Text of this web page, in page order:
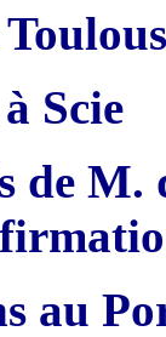
Scie
M.
au